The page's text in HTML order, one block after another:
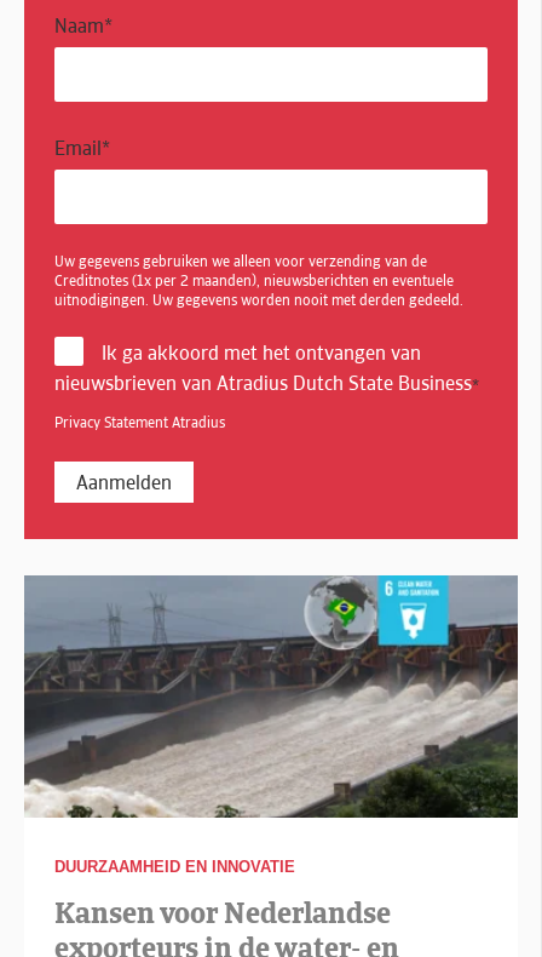
Naam*
Email*
Uw gegevens gebruiken we alleen voor verzending van de
Creditnotes (1x per 2 maanden), nieuwsberichten en eventuele
uitnodigingen. Uw gegevens worden nooit met derden gedeeld.
Ik ga akkoord met het ontvangen van
nieuwsbrieven van Atradius Dutch State Business*
Privacy Statement Atradius
DUURZAAMHEID EN INNOVATIE
Kansen voor Nederlandse
exporteurs in de water- en